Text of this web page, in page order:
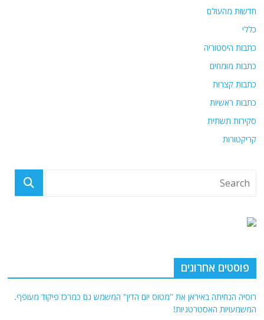
חדשות מהעולם
כללי
כתבות היסטוריה
כתבות מומחים
כתבות קצרות
כתבות ראשיות
סקירות תשתית
קריקטורות
פוסטים אחרונים
רוסיה הנחיתה באיראן את "מטוס יום הדין" המשמש גם כמרכז פיקוד מעופף.
המשמעויות האסטרטגיות!